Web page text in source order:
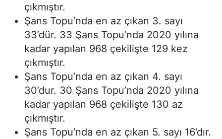
çıkmıştır.
Şans Topu’nda en az çıkan 3. sayı
33’dür. 33 Şans Topu’nda 2020 yılına
kadar yapılan 968 çekilişte 129 kez
çıkmıştır.
Şans Topu’nda en az çıkan 4. sayı
30’dur. 30 Şans Topu’nda 2020 yılına
kadar yapılan 968 çekilişte 130 az
çıkmıştır.
Şans Topu’nda en az çıkan 5. sayı 16’dır.